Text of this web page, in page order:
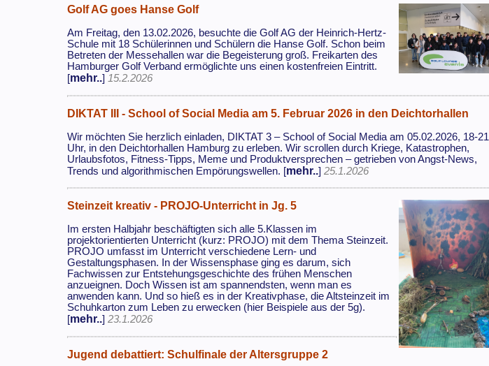
Golf AG goes Hanse Golf
Am Freitag, den 13.02.2026, besuchte die Golf AG der Heinrich-Hertz-
Schule mit 18 Schülerinnen und Schülern die Hanse Golf. Schon beim
Betreten der Messehallen war die Begeisterung groß. Freikarten des
Hamburger Golf Verband ermöglichte uns einen kostenfreien Eintritt.
[mehr..] 15.2.2026
DIKTAT III - School of Social Media am 5. Februar 2026 in den Deichtorhallen
Wir möchten Sie herzlich einladen, DIKTAT 3 – School of Social Media am 05.02.2026, 18-21
Uhr, in den Deichtorhallen Hamburg zu erleben. Wir scrollen durch Kriege, Katastrophen,
Urlaubsfotos, Fitness-Tipps, Meme und Produktversprechen – getrieben von Angst-News,
Trends und algorithmischen Empörungswellen. [mehr..]25.1.2026
Steinzeit kreativ - PROJO-Unterricht in Jg. 5
Im ersten Halbjahr beschäftigten sich alle 5.Klassen im
projektorientierten Unterricht (kurz: PROJO) mit dem Thema Steinzeit.
PROJO umfasst im Unterricht verschiedene Lern- und
Gestaltungsphasen. In der Wissensphase ging es darum, sich
Fachwissen zur Entstehungsgeschichte des frühen Menschen
anzueignen. Doch Wissen ist am spannendsten, wenn man es
anwenden kann. Und so hieß es in der Kreativphase, die Altsteinzeit im
Schuhkarton zum Leben zu erwecken (hier Beispiele aus der 5g).
[mehr..]23.1.2026
Jugend debattiert: Schulfinale der Altersgruppe 2